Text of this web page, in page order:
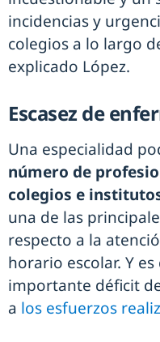
incidencias y
colegios a lo largo
explicado López.
Escasez de
Una especialidad
número de
colegios e
una de las
respecto a la
horario escolar. Y
importante déficit
a los esfuerzos